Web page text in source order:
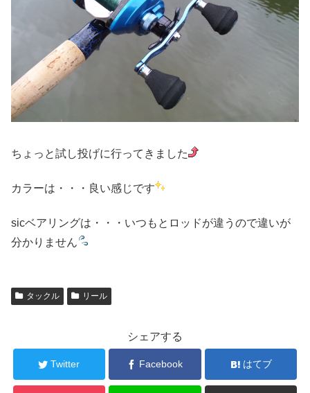
ちょっと試し投げに行ってきました
カラーは・・・良い感じです
sicベアリングは・・・いつもとロッドが違うので違いが
分かりません
タックル リール
シェアする
Twitter Facebook はてブ